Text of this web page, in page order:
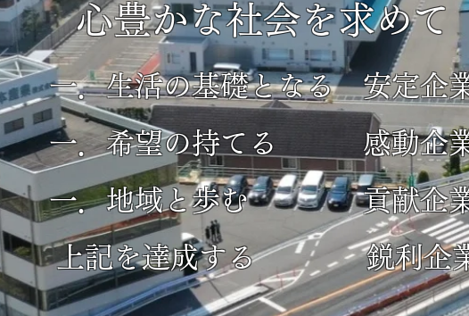
心豊かな社会を求めて
一．生活の基礎となる 安定企
一．希望の持てる 感動企
一．地域と歩む 貢献企
上記を達成する
鋭利企